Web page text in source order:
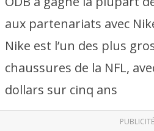
aux partenariats avec
Nike est l’un des plus
chaussures de la NFL,
dollars sur cinq ans
PUBLICITÉ